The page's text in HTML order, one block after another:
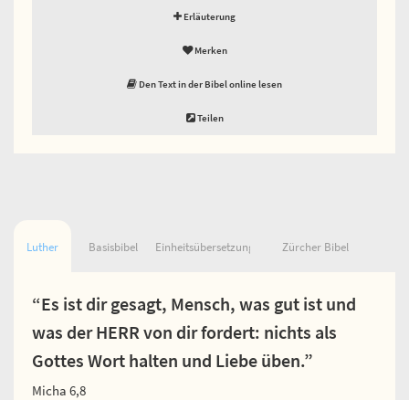
Erläuterung
Merken
Den Text in der Bibel online lesen
Teilen
Luther Basisbibel Einheitsübersetzung Zürcher Bibel
“Es ist dir gesagt, Mensch, was gut ist und
was der HERR von dir fordert: nichts als
Gottes Wort halten und Liebe üben.”
Micha 6,8